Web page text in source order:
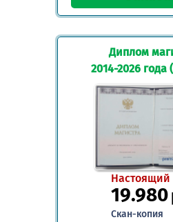
Диплом
2014-2026
Настоящий
19.980
Скан-копия